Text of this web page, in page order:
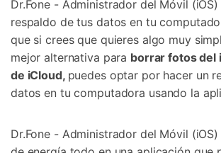
Dr.Fone - Administrador del Móvil
respaldo de tus datos en tu
que si crees que quieres algo muy
mejor alternativa para borrar fotos del
de iCloud, puedes optar por hacer un
datos en tu computadora usando la
Dr.Fone - Administrador del Móvil